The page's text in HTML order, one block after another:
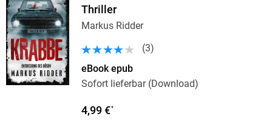
Thriller
Markus Ridder
(3)
eBook epub
Sofort lieferbar (Download)
4,99 €*